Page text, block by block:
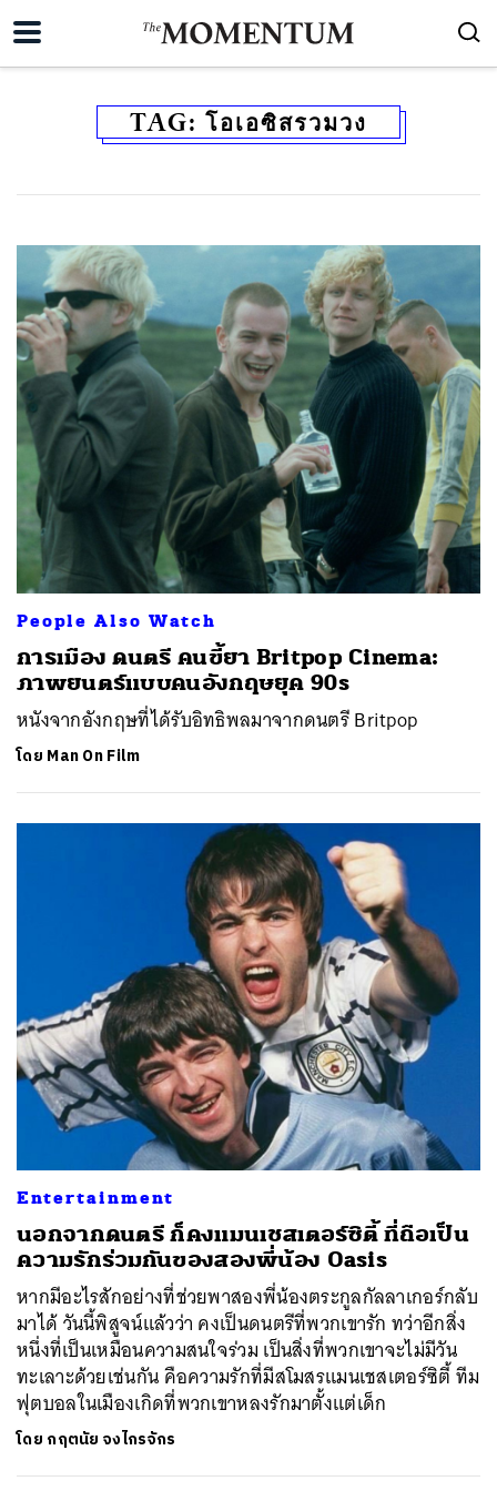
TAG: โอเอซิสรวมวง
People Also Watch
การเมือง ดนตรี คนขี้ยา Britpop Cinema:
ภาพยนตร์แบบคนอังกฤษยุค 90s
หนังจากอังกฤษที่ได้รับอิทธิพลมาจากดนตรี Britpop
โดย Man On Film
Entertainment
นอกจากดนตรี ก็คงแมนเชสเตอร์ซิตี้ ที่ถือเป็น
ความรักร่วมกันของสองพี่น้อง Oasis
หากมีอะไรสักอย่างที่ช่วยพาสองพี่น้องตระกูลกัลลาเกอร์กลับ
มาได้ วันนี้พิสูจน์แล้วว่า คงเป็นดนตรีที่พวกเขารัก ทว่าอีกสิ่ง
หนึ่งที่เป็นเหมือนความสนใจร่วม เป็นสิ่งที่พวกเขาจะไม่มีวัน
ทะเลาะด้วยเช่นกัน คือความรักที่มีสโมสรแมนเชสเตอร์ซิตี้ ทีม
ฟุตบอลในเมืองเกิดที่พวกเขาหลงรักมาตั้งแต่เด็ก
โดย กฤตนัย จงไกรจักร
TWEET LINE EMAIL